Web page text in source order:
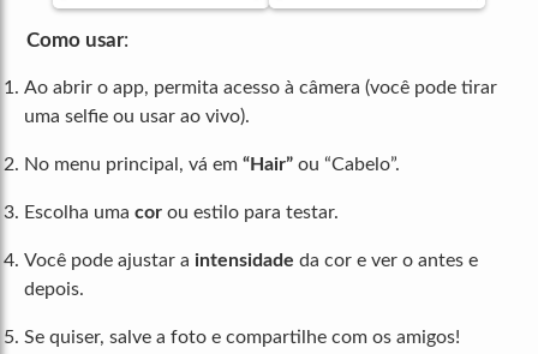
Como usar:
Ao abrir o app, permita acesso à câmera (você pode tirar
uma selfie ou usar ao vivo).
No menu principal, vá em “Hair” ou “Cabelo”.
Escolha uma cor ou estilo para testar.
Você pode ajustar a intensidade da cor e ver o antes e
depois.
Se quiser, salve a foto e compartilhe com os amigos!